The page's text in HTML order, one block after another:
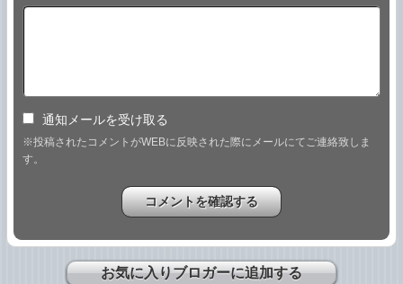
通知メールを受け取る
※投稿されたコメントがWEBに反映された際にメールにてご連絡致しま
す。
お気に入りブロガーに追加する